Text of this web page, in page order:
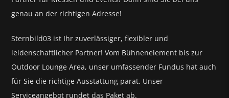
genau an der richtigen Adresse!
Sternbild03 ist Ihr zuverlässiger, flexibler und
leidenschaftlicher Partner! Vom Bühnenelement bis zur
Outdoor Lounge Area, unser umfassender Fundus hat auch
für Sie die richtige Ausstattung parat. Unser
Serviceangebot rundet das Paket ab.